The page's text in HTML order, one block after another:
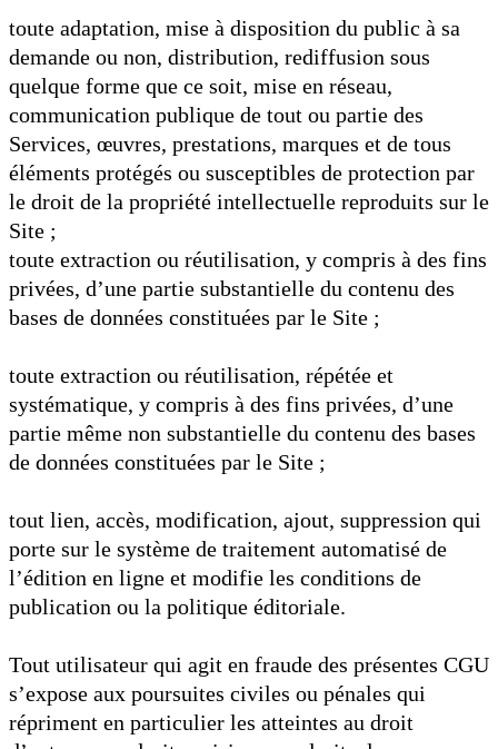
toute adaptation, mise à disposition du public à sa
demande ou non, distribution, rediffusion sous
quelque forme que ce soit, mise en réseau,
communication publique de tout ou partie des
Services, œuvres, prestations, marques et de tous
éléments protégés ou susceptibles de protection par
le droit de la propriété intellectuelle reproduits sur le
Site ;
toute extraction ou réutilisation, y compris à des fins
privées, d’une partie substantielle du contenu des
bases de données constituées par le Site ;
toute extraction ou réutilisation, répétée et
systématique, y compris à des fins privées, d’une
partie même non substantielle du contenu des bases
de données constituées par le Site ;
tout lien, accès, modification, ajout, suppression qui
porte sur le système de traitement automatisé de
l’édition en ligne et modifie les conditions de
publication ou la politique éditoriale.
Tout utilisateur qui agit en fraude des présentes CGU
s’expose aux poursuites civiles ou pénales qui
répriment en particulier les atteintes au droit